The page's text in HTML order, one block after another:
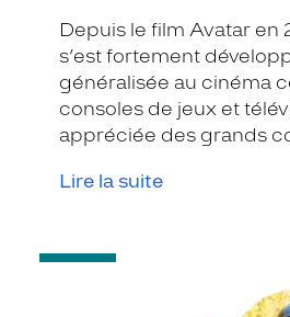
Depuis le film Avatar en
s’est fortement
généralisée au cinéma
consoles de jeux et
appréciée des grands
sécurité sanitaire de
novembre, contre
technologies 3D pour
Lire la suite
-